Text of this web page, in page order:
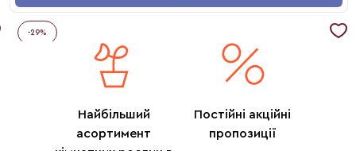
-29%
Найбільший
асортимент
Постійні акційні
пропозиції